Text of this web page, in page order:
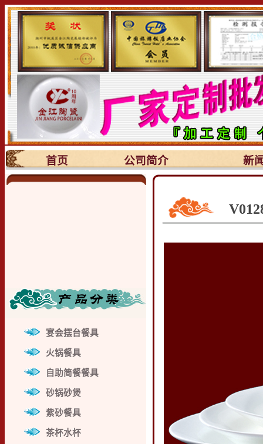
首页 公司简介 新
宴会摆台餐具
火锅餐具
自助简餐餐具
砂锅砂煲
紫砂餐具
茶杯水杯